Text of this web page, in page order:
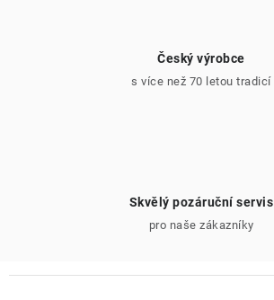
Český výrobce
s více než 70 letou tradicí
Skvělý pozáruční servis
pro naše zákazníky